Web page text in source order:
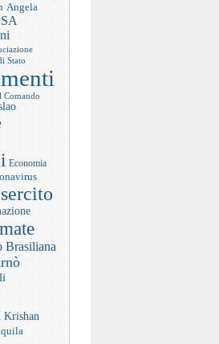
Angela
Stato
Comando
Economia
Brasiliana
Krishan